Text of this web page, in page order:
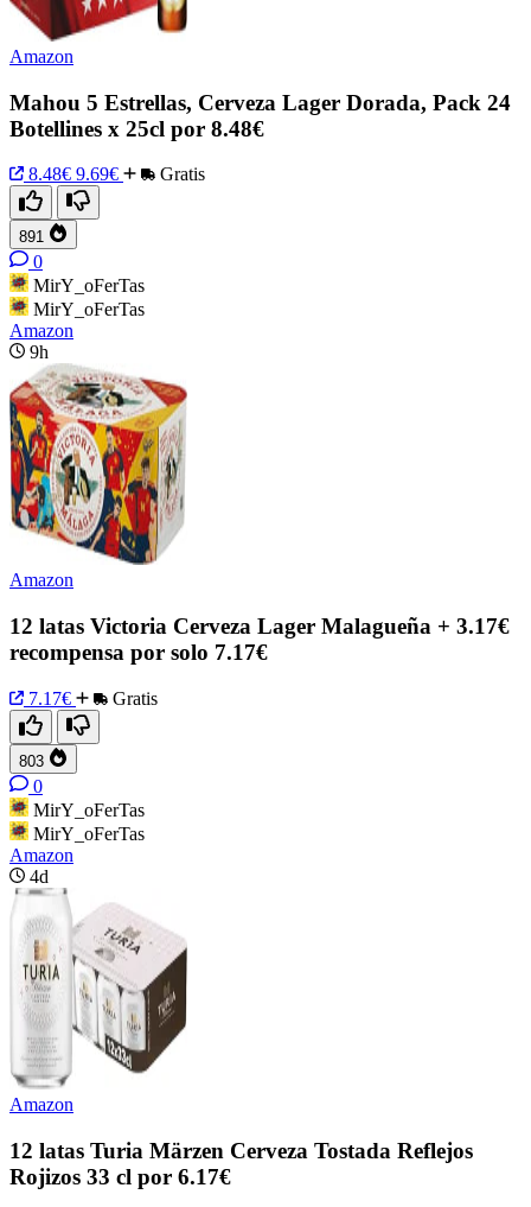
Amazon
Mahou 5 Estrellas, Cerveza Lager Dorada, Pack 24
Botellines x 25cl por 8.48€
8.48€ 9.69€ Gratis
891
0
MirY_oFerTas
MirY_oFerTas
Amazon
9h
Amazon
12 latas Victoria Cerveza Lager Malagueña + 3.17€
recompensa por solo 7.17€
7.17€ Gratis
803
0
MirY_oFerTas
MirY_oFerTas
Amazon
4d
Amazon
12 latas Turia Märzen Cerveza Tostada Reflejos
Rojizos 33 cl por 6.17€